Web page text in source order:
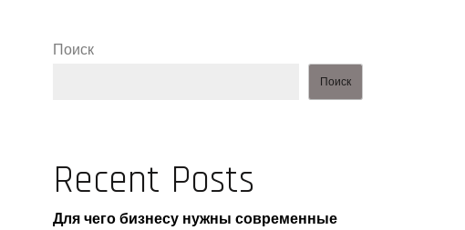
Поиск
Поиск
Recent Posts
Для чего бизнесу нужны современные